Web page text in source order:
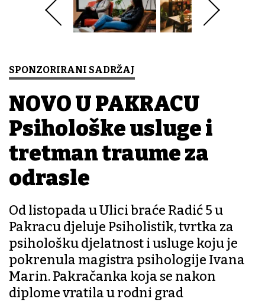
SPONZORIRANI SADRŽAJ
NOVO U PAKRACU
Psihološke usluge i
tretman traume za
odrasle
Od listopada u Ulici braće Radić 5 u
Pakracu djeluje Psiholistik, tvrtka za
psihološku djelatnost i usluge koju je
pokrenula magistra psihologije Ivana
Marin. Pakračanka koja se nakon
diplome vratila u rodni grad